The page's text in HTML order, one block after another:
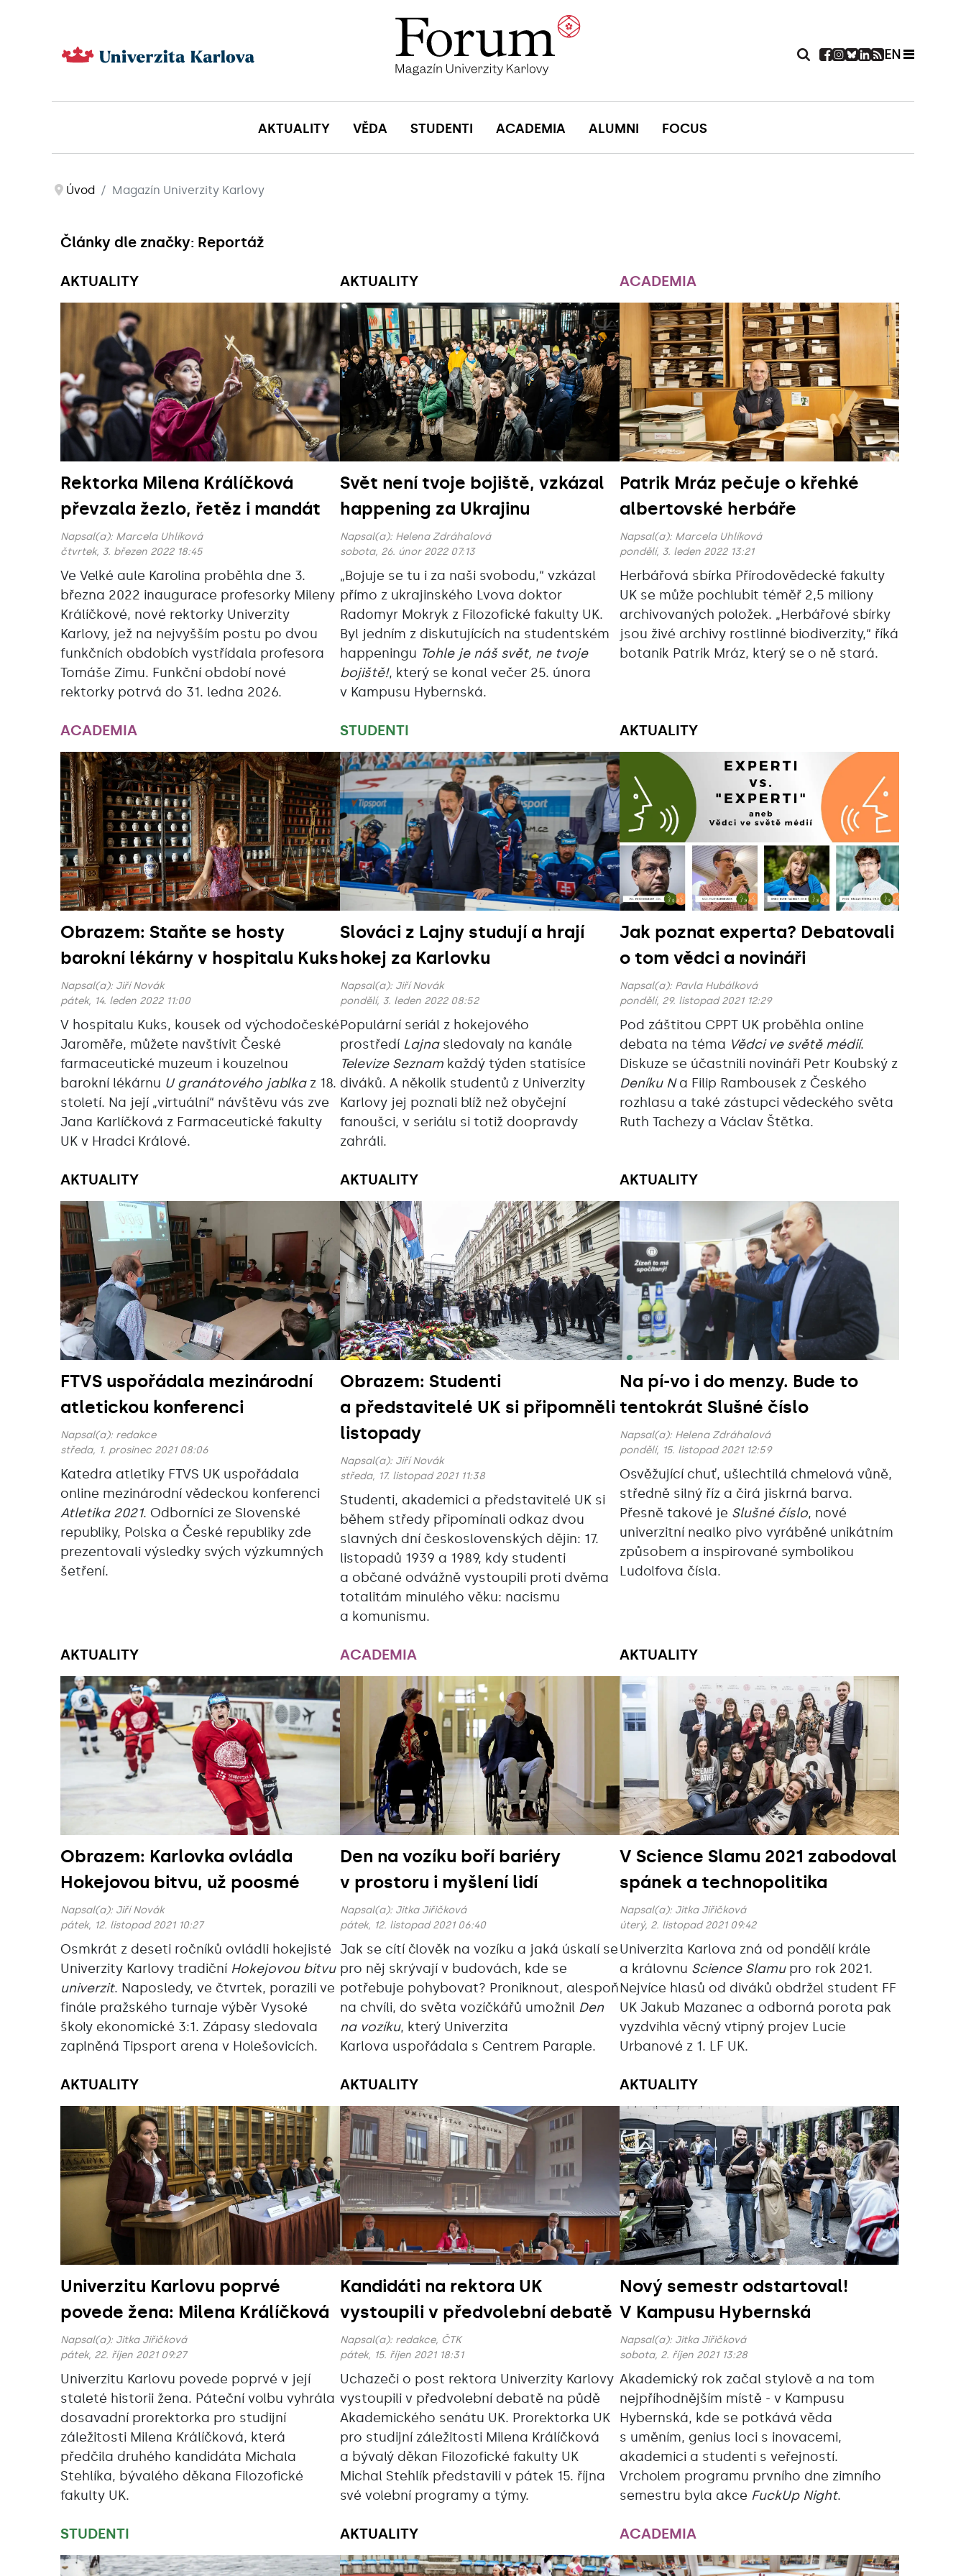
EN
AKTUALITY VĚDA STUDENTI ACADEMIA ALUMNI FOCUS
Úvod Magazín Univerzity Karlovy
Články dle značky: Reportáž
AKTUALITY
Rektorka Milena Králíčková
převzala žezlo, řetěz i mandát
Napsal(a): Marcela Uhlíková
čtvrtek, 3. březen 2022 18:45
Ve Velké aule Karolina proběhla dne 3.
března 2022 inaugurace profesorky Mileny
Králíčkové, nové rektorky Univerzity
Karlovy, jež na nejvyšším postu po dvou
funkčních obdobích vystřídala profesora
Tomáše Zimu. Funkční období nové
rektorky potrvá do 31. ledna 2026.
AKTUALITY
Svět není tvoje bojiště, vzkázal
happening za Ukrajinu
Napsal(a): Helena Zdráhalová
sobota, 26. únor 2022 07:13
„Bojuje se tu i za naši svobodu,“ vzkázal
přímo z ukrajinského Lvova doktor
Radomyr Mokryk z Filozofické fakulty UK.
Byl jedním z diskutujících na studentském
happeningu Tohle je náš svět, ne tvoje
bojiště!, který se konal večer 25. února
v Kampusu Hybernská.
ACADEMIA
Patrik Mráz pečuje o křehké
albertovské herbáře
Napsal(a): Marcela Uhlíková
pondělí, 3. leden 2022 13:21
Herbářová sbírka Přírodovědecké fakulty
UK se může pochlubit téměř 2,5 miliony
archivovaných položek. „Herbářové sbírky
jsou živé archivy rostlinné biodiverzity,“ říká
botanik Patrik Mráz, který se o ně stará.
ACADEMIA
Obrazem: Staňte se hosty
barokní lékárny v hospitalu Kuks
Napsal(a): Jiří Novák
pátek, 14. leden 2022 11:00
V hospitalu Kuks, kousek od východočeské
Jaroměře, můžete navštívit České
farmaceutické muzeum i kouzelnou
barokní lékárnu U granátového jablkaz 18.
století. Na její „virtuální“ návštěvu vás zve
Jana Karlíčková z Farmaceutické fakulty
UK v Hradci Králové.
STUDENTI
Slováci z Lajny studují a hrají
hokej za Karlovku
Napsal(a): Jiří Novák
pondělí, 3. leden 2022 08:52
Populární seriál z hokejového
prostředí Lajnasledovaly na kanále
Televize Seznamkaždý týden statisíce
diváků. A několik studentů z Univerzity
Karlovy jej poznali blíž než obyčejní
fanoušci, v seriálu si totiž doopravdy
zahráli.
AKTUALITY
Jak poznat experta? Debatovali
o tom vědci a novináři
Napsal(a): Pavla Hubálková
pondělí, 29. listopad 2021 12:29
Pod záštitou CPPT UK proběhla online
debata na téma Vědci ve světě médií.
Diskuze se účastnili novináři Petr Koubský z
Deníku Na Filip Rambousek z Českého
rozhlasu a také zástupci vědeckého světa
Ruth Tachezy a Václav Štětka.
AKTUALITY
FTVS uspořádala mezinárodní
atletickou konferenci
Napsal(a): redakce
středa, 1. prosinec 2021 08:06
Katedra atletiky FTVS UK uspořádala
online mezinárodní vědeckou konferenci
Atletika 2021. Odborníci ze Slovenské
republiky, Polska a České republiky zde
prezentovali výsledky svých výzkumných
šetření.
AKTUALITY
Obrazem: Studenti
a představitelé UK si připomněli
listopady
Napsal(a): Jiří Novák
středa, 17. listopad 2021 11:38
Studenti, akademici a představitelé UK si
během středy připomínali odkaz dvou
slavných dní československých dějin: 17.
listopadů 1939 a 1989, kdy studenti
a občané odvážně vystoupili proti dvěma
totalitám minulého věku: nacismu
a komunismu.
AKTUALITY
Na pí-vo i do menzy. Bude to
tentokrát Slušné číslo
Napsal(a): Helena Zdráhalová
pondělí, 15. listopad 2021 12:59
Osvěžující chuť, ušlechtilá chmelová vůně,
středně silný říz a čirá jiskrná barva.
Přesně takové je Slušné číslo, nové
univerzitní nealko pivo vyráběné unikátním
způsobem a inspirované symbolikou
Ludolfova čísla.
AKTUALITY
Obrazem: Karlovka ovládla
Hokejovou bitvu, už poosmé
Napsal(a): Jiří Novák
pátek, 12. listopad 2021 10:27
Osmkrát z deseti ročníků ovládli hokejisté
Univerzity Karlovy tradiční Hokejovou bitvu
univerzit. Naposledy, ve čtvrtek, porazili ve
finále pražského turnaje výběr Vysoké
školy ekonomické 3:1. Zápasy sledovala
zaplněná Tipsport arena v Holešovicích.
ACADEMIA
Den na vozíku boří bariéry
v prostoru i myšlení lidí
Napsal(a): Jitka Jiřičková
pátek, 12. listopad 2021 06:40
Jak se cítí člověk na vozíku a jaká úskalí se
pro něj skrývají v budovách, kde se
potřebuje pohybovat? Proniknout, alespoň
na chvíli, do světa vozíčkářů umožnil Den
na vozíku, který Univerzita
Karlova uspořádala s Centrem Paraple.
AKTUALITY
V Science Slamu 2021 zabodoval
spánek a technopolitika
Napsal(a): Jitka Jiřičková
úterý, 2. listopad 2021 09:42
Univerzita Karlova zná od pondělí krále
a královnu Science Slamupro rok 2021.
Nejvíce hlasů od diváků obdržel student FF
UK Jakub Mazanec a odborná porota pak
vyzdvihla věcný vtipný projev Lucie
Urbanové z 1. LF UK.
AKTUALITY
Univerzitu Karlovu poprvé
povede žena: Milena Králíčková
Napsal(a): Jitka Jiřičková
pátek, 22. říjen 2021 09:27
Univerzitu Karlovu povede poprvé v její
staleté historii žena. Páteční volbu vyhrála
dosavadní prorektorka pro studijní
záležitosti Milena Králíčková, která
předčila druhého kandidáta Michala
Stehlíka, bývalého děkana Filozofické
fakulty UK.
AKTUALITY
Kandidáti na rektora UK
vystoupili v předvolební debatě
Napsal(a): redakce, ČTK
pátek, 15. říjen 2021 18:31
Uchazeči o post rektora Univerzity Karlovy
vystoupili v předvolební debatě na půdě
Akademického senátu UK. Prorektorka UK
pro studijní záležitosti Milena Králíčková
a bývalý děkan Filozofické fakulty UK
Michal Stehlík představili v pátek 15. října
své volební programy a týmy.
AKTUALITY
Nový semestr odstartoval!
V Kampusu Hybernská
Napsal(a): Jitka Jiřičková
sobota, 2. říjen 2021 13:28
Akademický rok začal stylově a na tom
nejpříhodnějším místě - v Kampusu
Hybernská, kde se potkává věda
s uměním, genius loci s inovacemi,
akademici a studenti s veřejností.
Vrcholem programu prvního dne zimního
semestru byla akce FuckUp Night.
STUDENTI AKTUALITY ACADEMIA